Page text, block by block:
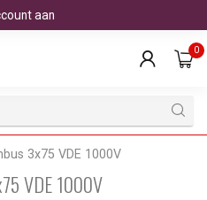
aan
0
3x75 VDE 1000V
VDE 1000V